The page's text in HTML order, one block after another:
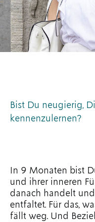
Bist Du neugierig,
kennenzulernen?
In 9 Monaten bist
und ihrer inneren
danach handelt
entfaltet. Für das,
fällt weg. Und